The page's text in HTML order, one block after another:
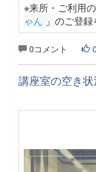
※来所・ご利用
ゃん 」 のご登録
0コメント 0
講座室の空き